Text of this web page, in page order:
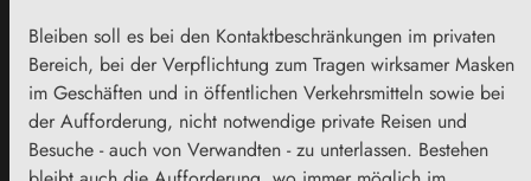
Bleiben soll es bei den Kontaktbeschränkungen im privaten
Bereich, bei der Verpflichtung zum Tragen wirksamer Masken
im Geschäften und in öffentlichen Verkehrsmitteln sowie bei
der Aufforderung, nicht notwendige private Reisen und
Besuche - auch von Verwandten - zu unterlassen. Bestehen